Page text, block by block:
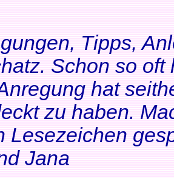
Tipps,
Schon so
hat
zu haben.
Lesezeichen
Jana